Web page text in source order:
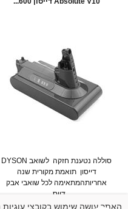
סוללה נטענת חזקה לשואב DYSON
דייסון תואמת מקורית שנה
אחריותהמתאימה לכל שואבי אבק
דייס...
המחיר שלנו:269
₪